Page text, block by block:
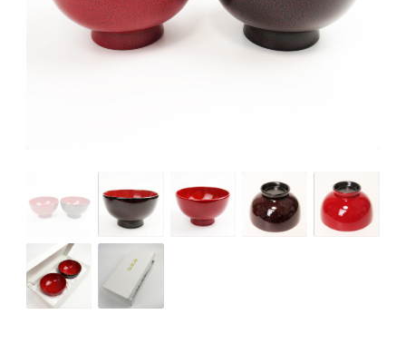
長寿祝い・賀寿（還暦・古希・米寿など）
ご夫婦・ご両親へ（夫婦箸）
普段使い・自宅用
産地独自の塗り箸（津軽・若狭・輪島）
イベント・記念品・ノベルティオリジナルデザイン箸（小ロッ
トより承ります）
限定品・特別仕様品
お箸の選び方
箸久スタッフブログ
名入れ箸のご紹介
特定商取引法に基づく表示